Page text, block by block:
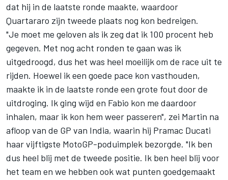
dat hij in de laatste ronde maakte, waardoor
Quartararo zijn tweede plaats nog kon bedreigen.
"Je moet me geloven als ik zeg dat ik 100 procent heb
gegeven. Met nog acht ronden te gaan was ik
uitgedroogd, dus het was heel moeilijk om de race uit te
rijden. Hoewel ik een goede pace kon vasthouden,
maakte ik in de laatste ronde een grote fout door de
uitdroging. Ik ging wijd en Fabio kon me daardoor
inhalen, maar ik kon hem weer passeren", zei Martin na
afloop van de GP van India, waarin hij Pramac Ducati
haar vijftigste MotoGP-poduimplek bezorgde. "Ik ben
dus heel blij met de tweede positie. Ik ben heel blij voor
het team en we hebben ook wat punten goedgemaakt